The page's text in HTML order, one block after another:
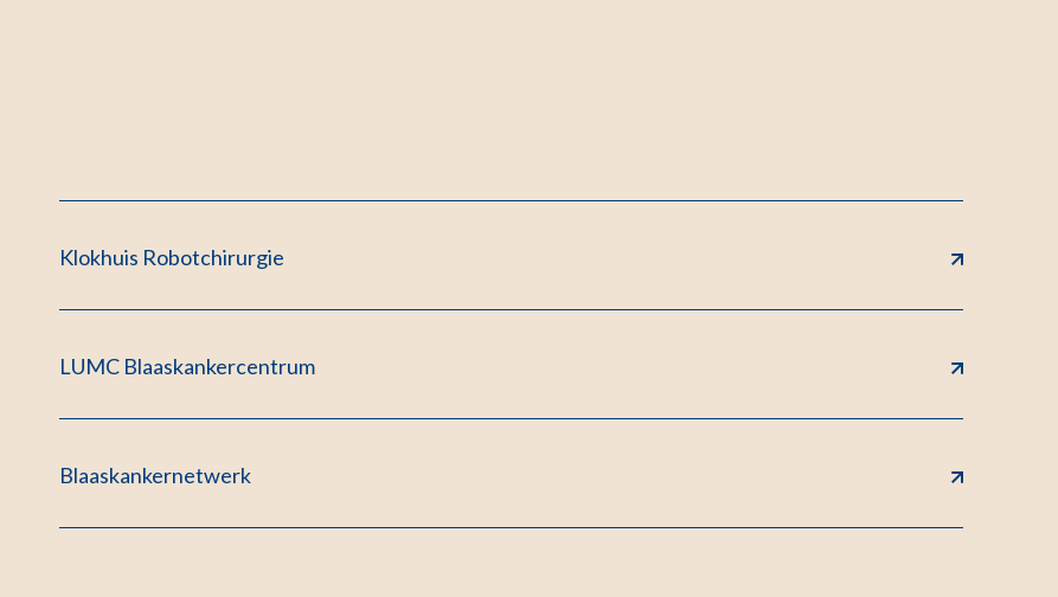
Klokhuis Robotchirurgie
LUMC Blaaskankercentrum
Blaaskankernetwerk